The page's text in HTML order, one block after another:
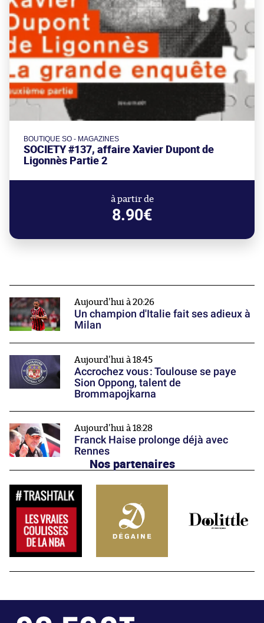
BOUTIQUE SO - MAGAZINES
SOCIETY #137, affaire Xavier Dupont de
Ligonnès Partie 2
à partir de
8.90€
Aujourd'hui à 20:26
Un champion d'Italie fait ses adieux à
Milan
Aujourd'hui à 18:45
Accrochez vous : Toulouse se paye
Sion Oppong, talent de
Brommapojkarna
Aujourd'hui à 18:28
Franck Haise prolonge déjà avec
Rennes
Nos partenaires